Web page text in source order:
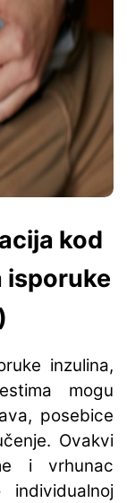
kod
isporuke
inzulina,
mogu
posebice
Ovakvi
i vrhunac